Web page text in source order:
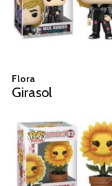
Flora
Girasol